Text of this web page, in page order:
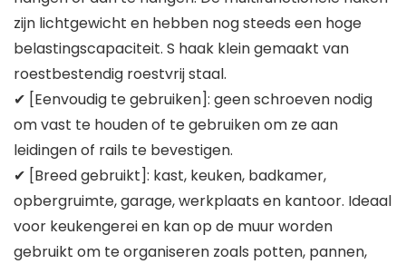
zijn lichtgewicht en hebben nog steeds een hoge
belastingscapaciteit. S haak klein gemaakt van
roestbestendig roestvrij staal.
✔ [Eenvoudig te gebruiken]: geen schroeven nodig
om vast te houden of te gebruiken om ze aan
leidingen of rails te bevestigen.
✔ [Breed gebruikt]: kast, keuken, badkamer,
opbergruimte, garage, werkplaats en kantoor. Ideaal
voor keukengerei en kan op de muur worden
gebruikt om te organiseren zoals potten, pannen,